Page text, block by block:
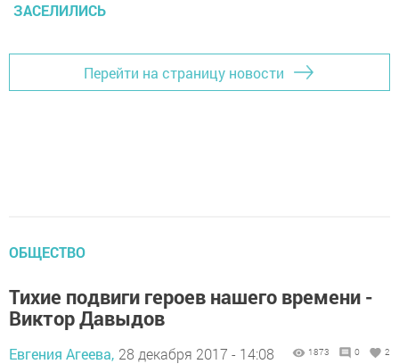
ЗАСЕЛИЛИСЬ
Перейти на страницу новости
ОБЩЕСТВО
Тихие подвиги героев нашего времени -
Виктор Давыдов
Евгения Агеева, 28 декабря 2017 - 14:08 1873 0 2